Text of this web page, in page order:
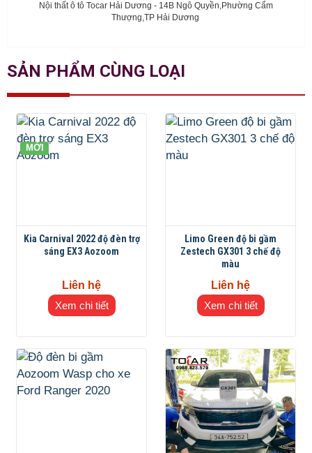
Nội thất ô tô Tocar Hải Dương - 14B Ngô Quyền,Phường Cẩm
Thượng,TP Hải Dương
SẢN PHẨM CÙNG LOẠI
MỚI
Kia Carnival 2022 độ đèn trợ
sáng EX3 Aozoom
Liên hệ
Xem chi tiết
Limo Green độ bi gầm
Zestech GX301 3 chế độ
màu
Liên hệ
Xem chi tiết